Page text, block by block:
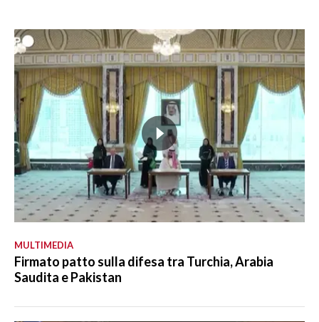
MULTIMEDIA
Firmato patto sulla difesa tra Turchia, Arabia
Saudita e Pakistan